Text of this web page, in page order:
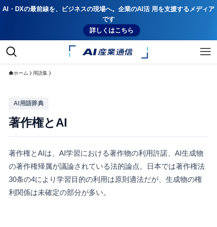
AI・DXの最前線を、ビジネスの現場へ。企業のAI活 用を支援するメディア
です
詳しくはこちら
ホーム 用語集
AI用語辞典
著作権とAI
著作権とAIは、AI学習における著作物の利用許諾、AI生成物
の著作権帰属が議論されている法的論点。日本では著作権法
30条の4により学習目的の利用は原則適法だが、生成物の権
利関係は未確定の部分が多い。